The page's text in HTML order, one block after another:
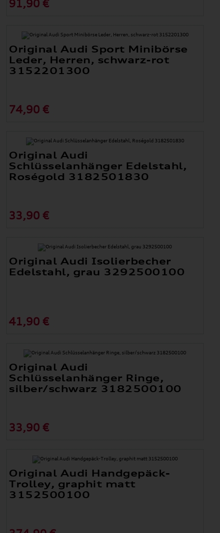
91,90 €
Original Audi Sport Minibörse
Leder, Herren, schwarz-rot
3152201300
74,90 €
Original Audi
Schlüsselanhänger Edelstahl,
Roségold 3182501830
33,90 €
Original Audi Isolierbecher
Edelstahl, grau 3292500100
41,90 €
Original Audi
Schlüsselanhänger Ringe,
silber/schwarz 3182500100
33,90 €
Original Audi Handgepäck-
Trolley, graphit matt
3152500100